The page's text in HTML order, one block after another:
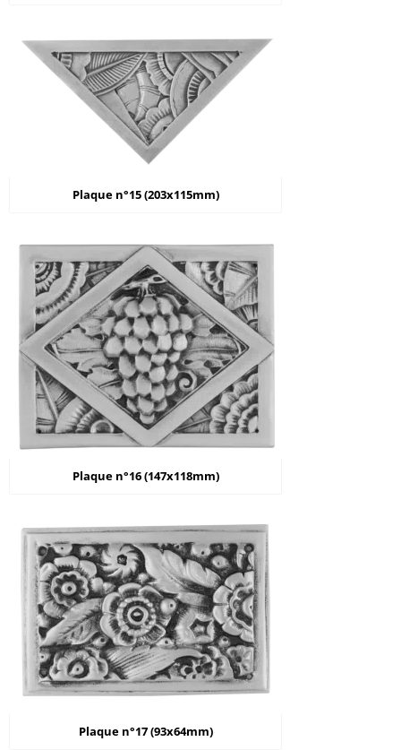
Plaque n°15 (203x115mm)
Plaque n°16 (147x118mm)
Plaque n°17 (93x64mm)